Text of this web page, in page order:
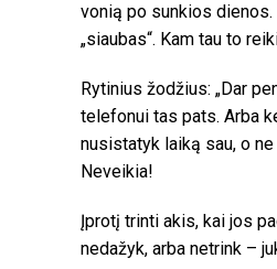
vonią po sunkios dienos.
„siaubas“. Kam tau to
Rytinius žodžius: „Dar
telefonui tas pats. Arba
nusistatyk laiką sau, o ne
Neveikia!
Įprotį trinti akis, kai jos
nedažyk, arba netrink –